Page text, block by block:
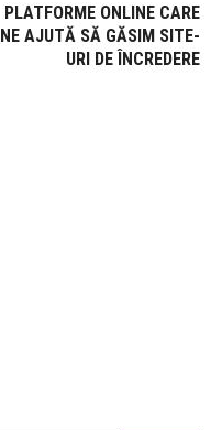
PLATFORME ONLINE CARE
NE AJUTĂ SĂ GĂSIM SITE-
URI DE ÎNCREDERE